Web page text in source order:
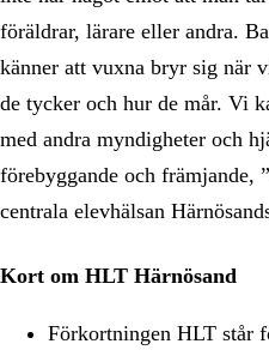
föräldrar, lärare eller andra.
känner att vuxna bryr sig när
de tycker och hur de mår. Vi
med andra myndigheter och
förebyggande och främjande,
centrala elevhälsan
Kort om HLT Härnösand
Förkortningen HLT står